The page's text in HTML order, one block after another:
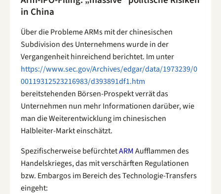
in China
Über die Probleme ARMs mit der chinesischen
Subdivision des Unternehmens wurde in der
Vergangenheit hinreichend berichtet. Im unter
https://www.sec.gov/Archives/edgar/data/1973239/0
00119312523216983/d393891df1.htm
bereitstehenden Börsen-Prospekt verrät das
Unternehmen nun mehr Informationen darüber, wie
man die Weiterentwicklung im chinesischen
Halbleiter-Markt einschätzt.
Spezifischerweise befürchtetARMAufflammen des
Handelskrieges, das mit verschärften Regulationen
bzw. Embargos im Bereich des Technologie-Transfers
eingeht: